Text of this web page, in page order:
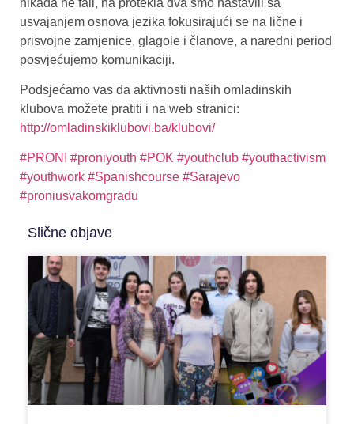
usvajanjem osnova jezika fokusirajući se na lične i
prisvojne zamjenice, glagole i članove, a naredni period
posvjećujemo komunikaciji.
Podsjećamo vas da aktivnosti naših omladinskih
klubova možete pratiti i na web stranici:
http://omladinskiklubovi.ba/klubovi/
#PRONI #proniyouth #POK #youthclub #youthactivism
#youthwork #Spanishcourse #Sarajevo
#proniusvakomgradu
Slične objave